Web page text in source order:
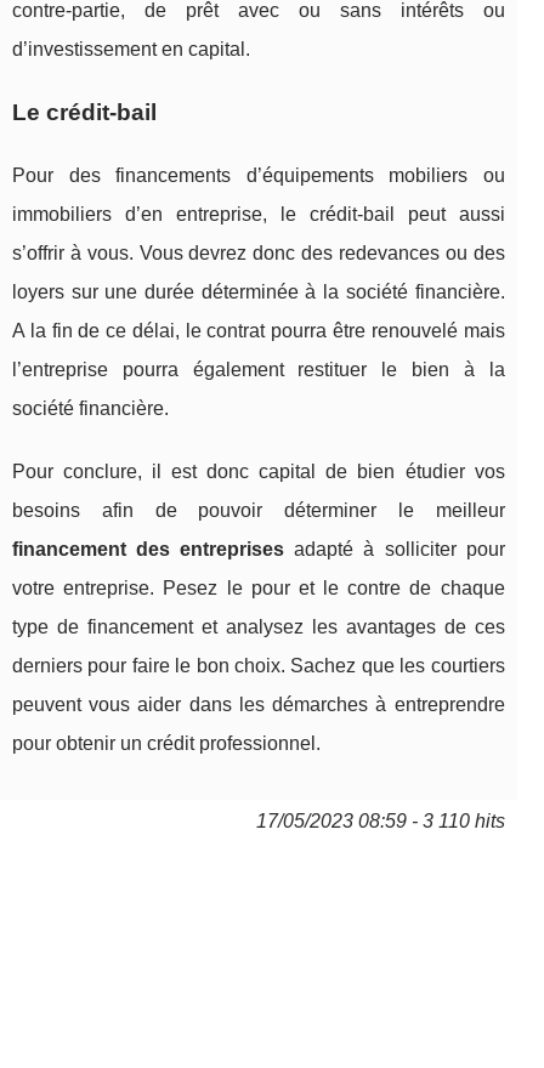
contre-partie, de prêt avec ou sans intérêts ou
d’investissement en capital.
Le crédit-bail
Pour des financements d’équipements mobiliers ou
immobiliers d’en entreprise, le crédit-bail peut aussi
s’offrir à vous. Vous devrez donc des redevances ou des
loyers sur une durée déterminée à la société financière.
A la fin de ce délai, le contrat pourra être renouvelé mais
l’entreprise pourra également restituer le bien à la
société financière.
Pour conclure, il est donc capital de bien étudier vos
besoins afin de pouvoir déterminer le meilleur
financement des entreprises adapté à solliciter pour
votre entreprise. Pesez le pour et le contre de chaque
type de financement et analysez les avantages de ces
derniers pour faire le bon choix. Sachez que les courtiers
peuvent vous aider dans les démarches à entreprendre
pour obtenir un crédit professionnel.
17/05/2023 08:59 - 3 110 hits